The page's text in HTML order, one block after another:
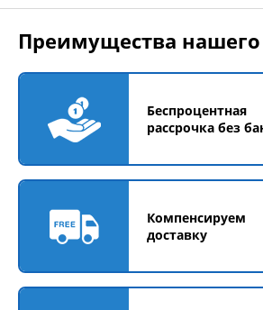
Преимущества нашего
Беспроцентная
рассрочка без
Компенсируем
доставку